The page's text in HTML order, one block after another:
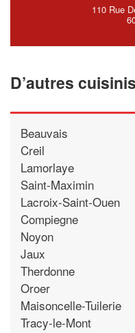
110 Rue
D’autres
Beauvais
Creil
Lamorlaye
Saint-Maximin
Lacroix-Saint-Ouen
Compiegne
Noyon
Jaux
Therdonne
Oroer
Maisoncelle-Tuilerie
Tracy-le-Mont